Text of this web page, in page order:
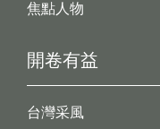
開卷有益
台灣采風
焦點人物